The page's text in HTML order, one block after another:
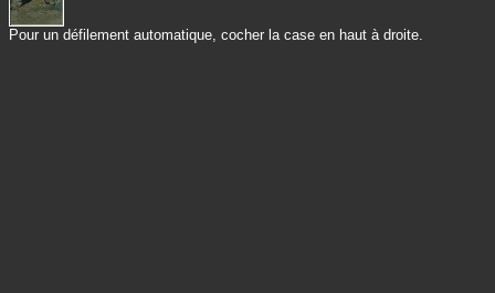
Pour un défilement automatique, cocher la case en haut à droite.